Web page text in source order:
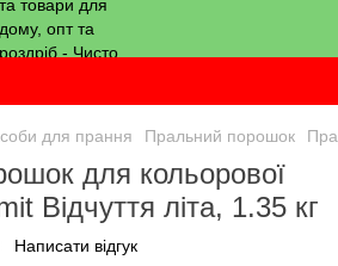
для прання Пральний порошок
для кольорової
Відчуття літа, 1.35 кг
Написати відгук